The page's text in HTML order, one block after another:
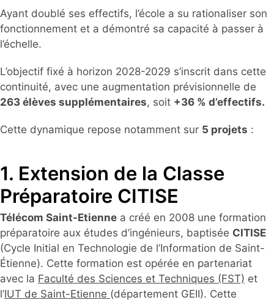
Ayant doublé ses effectifs, l’école a su rationaliser son
fonctionnement et a démontré sa capacité à passer à
l’échelle.
L’objectif fixé à horizon 2028-2029 s’inscrit dans cette
continuité, avec une augmentation prévisionnelle de
263 élèves supplémentaires, soit +36 % d’effectifs.
Cette dynamique repose notamment sur 5 projets :
1. Extension de la Classe
Préparatoire CITISE
Télécom Saint-Etienne a créé en 2008 une formation
préparatoire aux études d’ingénieurs, baptisée CITISE
(Cycle Initial en Technologie de l’Information de Saint-
Étienne). Cette formation est opérée en partenariat
avec la Faculté des Sciences et Techniques (FST) et
l’IUT de Saint-Etienne (département GEII). Cette